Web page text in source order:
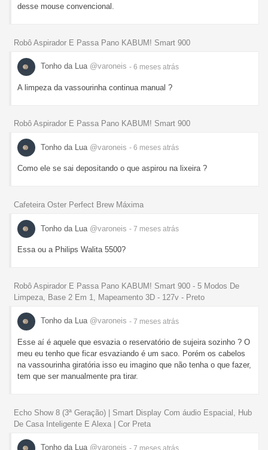
desse mouse convencional.
Robô Aspirador E Passa Pano KABUM! Smart 900
Tonho da Lua @varoneis - 6 meses atrás
A limpeza da vassourinha continua manual ?
Robô Aspirador E Passa Pano KABUM! Smart 900
Tonho da Lua @varoneis - 6 meses atrás
Como ele se sai depositando o que aspirou na lixeira ?
Cafeteira Oster Perfect Brew Máxima
Tonho da Lua @varoneis - 7 meses atrás
Essa ou a Philips Walita 5500?
Robô Aspirador E Passa Pano KABUM! Smart 900 - 5 Modos De
Limpeza, Base 2 Em 1, Mapeamento 3D - 127v - Preto
Tonho da Lua @varoneis - 7 meses atrás
Esse aí é aquele que esvazia o reservatório de sujeira sozinho ? O
meu eu tenho que ficar esvaziando é um saco. Porém os cabelos
na vassourinha giratória isso eu imagino que não tenha o que fazer,
tem que ser manualmente pra tirar.
Echo Show 8 (3ª Geração) | Smart Display Com áudio Espacial, Hub
De Casa Inteligente E Alexa | Cor Preta
Tonho da Lua @varoneis - 7 meses atrás